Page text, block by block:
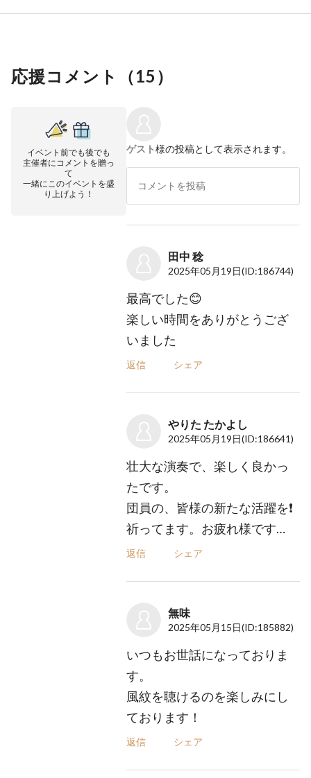
応援コメント（15 ）
イベント前でも後でも
主催者にコメントを贈っ
て
一緒にこのイベントを盛
り上げよう！
ゲスト様の投稿として表示されます。
田中 稔
2025年05月19日(ID:186744)
最高でした😊
楽しい時間をありがとうござ
いました
返信 シェア
やりた たかよし
2025年05月19日(ID:186641)
壮大な演奏で、楽しく良かっ
たです。
団員の、皆様の新たな活躍を❗️
祈ってます。お疲れ様です…
返信 シェア
無味
2025年05月15日(ID:185882)
いつもお世話になっておりま
す。
風紋を聴けるのを楽しみにし
ております！
返信 シェア